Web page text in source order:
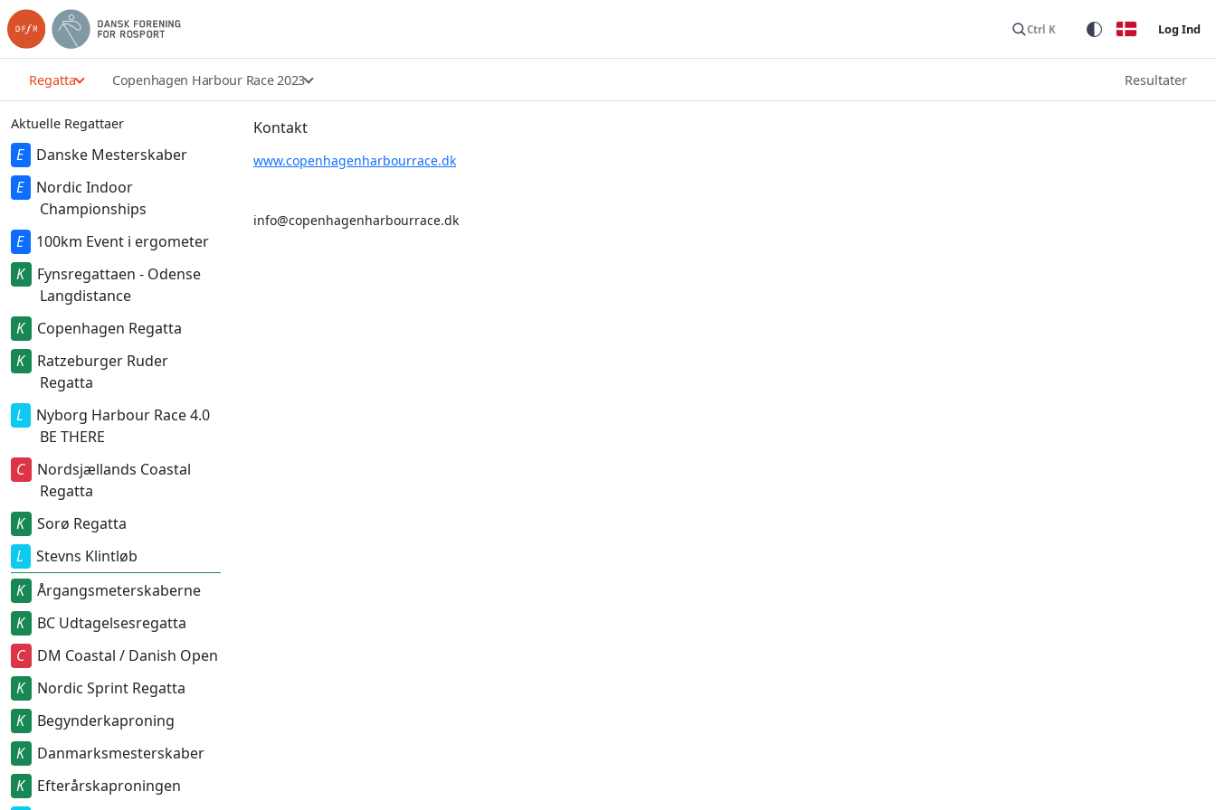
Ctrl K Log Ind
Regatta Copenhagen Harbour Race 2023 Resultater
Aktuelle Regattaer
Danske Mesterskaber
Nordic Indoor
Championships
100km Event i ergometer
Fynsregattaen - Odense
Langdistance
Copenhagen Regatta
Ratzeburger Ruder
Regatta
Nyborg Harbour Race 4.0
BE THERE
Nordsjællands Coastal
Regatta
Sorø Regatta
Stevns Klintløb
Årgangsmeterskaberne
BC Udtagelsesregatta
DM Coastal / Danish Open
Nordic Sprint Regatta
Begynderkaproning
Danmarksmesterskaber
Efterårskaproningen
Kontakt
www.copenhagenharbourrace.dk
info@copenhagenharbourrace.dk